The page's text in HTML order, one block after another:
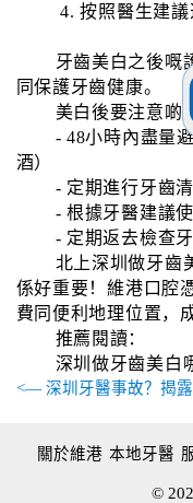
4. 按照醫生建議
牙齒美白之後嘅
同保護牙齒健康。
美白後要注意啲
- 48小時內盡量
酒）
- 定期進行牙齒
- 根據牙醫建議
- 定期返去檢查
北上深圳做牙齒
係好重要！維港口腔
費同便利地理位置，
推薦閱讀：
深圳做牙齒美白
<— 深圳牙醫事故？揭
關於維港 本地牙醫
©